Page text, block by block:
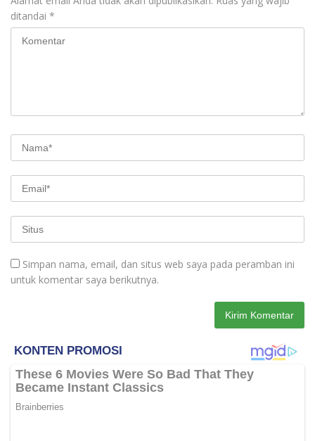
ditandai *
Simpan nama, email, dan situs web saya pada peramban ini
untuk komentar saya berikutnya.